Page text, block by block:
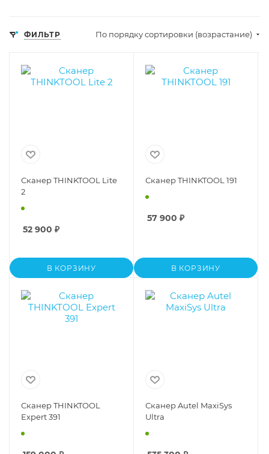
ФИЛЬТР По порядку сортировки (возрастание)
Сканер THINKTOOL Lite
2
52 900 ₽
В КОРЗИНУ
Сканер THINKTOOL 191
57 900 ₽
В КОРЗИНУ
Сканер THINKTOOL
Expert 391
Сканер Autel MaxiSys
Ultra